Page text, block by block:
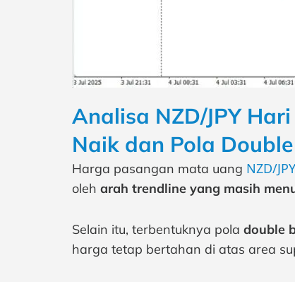
Analisa NZD/JPY
Naik dan Pola
Harga pasangan mata uang NZD/JPY
oleh arah trendline yang masih
Selain itu, terbentuknya pola double
harga tetap bertahan di atas area